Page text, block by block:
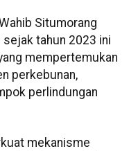
Situmorang
sejak tahun 2023 ini
mempertemukan
perkebunan,
perlindungan
mekanisme